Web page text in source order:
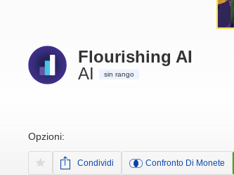
Flourishing AI
AI
sin rango
Opzioni:
Condividi Confronto Di Monete